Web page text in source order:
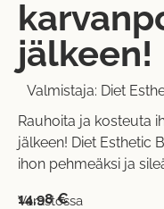
jälkeen!
Valmistaja: Diet
Rauhoita ja kosteuta
jälkeen! Diet Esthetic
ihon pehmeäksi ja
14,98€
Varastossa